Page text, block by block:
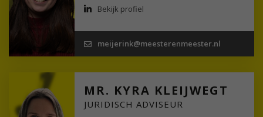
Bekijk profiel
meijerink@meesterenmeester.nl
MR. KYRA KLEIJWEGT
JURIDISCH ADVISEUR